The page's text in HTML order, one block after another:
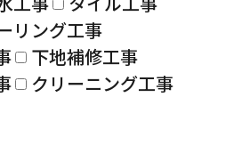
リング工事
下地補修工事
クリーニング工事